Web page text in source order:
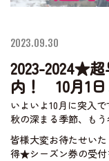
神鍋高原体育館
2023.09.30
2023-2024★
内！ 10月1日
いよいよ10月に突入で
秋の深まる季節、も
皆様大変お待たせい
得★シーズン券の受付